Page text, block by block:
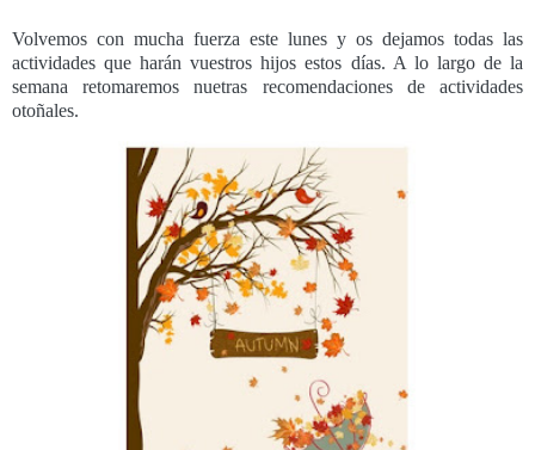
Volvemos con mucha fuerza este lunes y os dejamos todas las
actividades que harán vuestros hijos estos días. A lo largo de la
semana retomaremos nuetras recomendaciones de actividades
otoñales.